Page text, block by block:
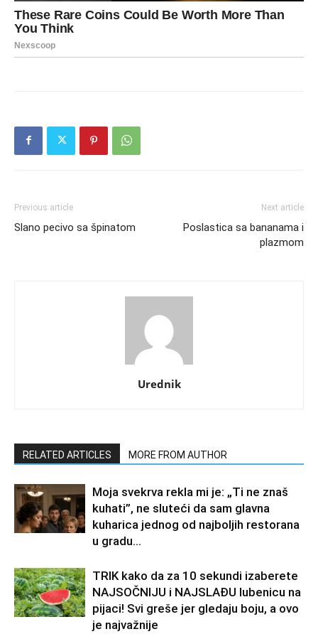
Previous article
Slano pecivo sa špinatom
Next article
Poslastica sa bananama i
plazmom
Urednik
RELATED ARTICLES MORE FROM AUTHOR
Moja svekrva rekla mi je: „Ti ne znaš
kuhati”, ne sluteći da sam glavna
kuharica jednog od najboljih restorana
u gradu…
TRIK kako da za 10 sekundi izaberete
NAJSOČNIJU i NAJSLAĐU lubenicu na
pijaci! Svi greše jer gledaju boju, a ovo
je najvažnije